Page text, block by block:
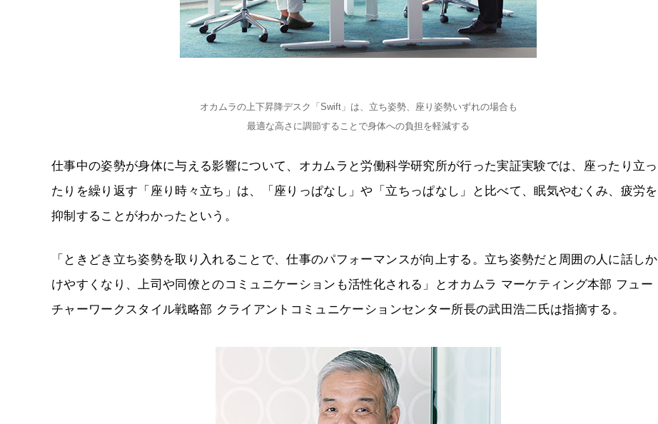
オカムラの上下昇降デスク「Swift」は、立ち姿勢、座り姿勢いずれの場合も
最適な高さに調節することで身体への負担を軽減する
仕事中の姿勢が身体に与える影響について、オカムラと労働科学研究所が行った実証実験では、座ったり立っ
たりを繰り返す「座り時々立ち」は、「座りっぱなし」や「立ちっぱなし」と比べて、眠気やむくみ、疲労を
抑制することがわかったという。
「ときどき立ち姿勢を取り入れることで、仕事のパフォーマンスが向上する。立ち姿勢だと周囲の人に話しか
けやすくなり、上司や同僚とのコミュニケーションも活性化される」とオカムラ マーケティング本部 フュー
チャーワークスタイル戦略部 クライアントコミュニケーションセンター所長の武田浩二氏は指摘する。